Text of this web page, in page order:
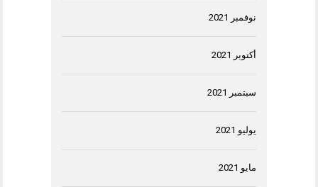
نوفمبر 2021
أكتوبر 2021
سبتمبر 2021
يوليو 2021
مايو 2021